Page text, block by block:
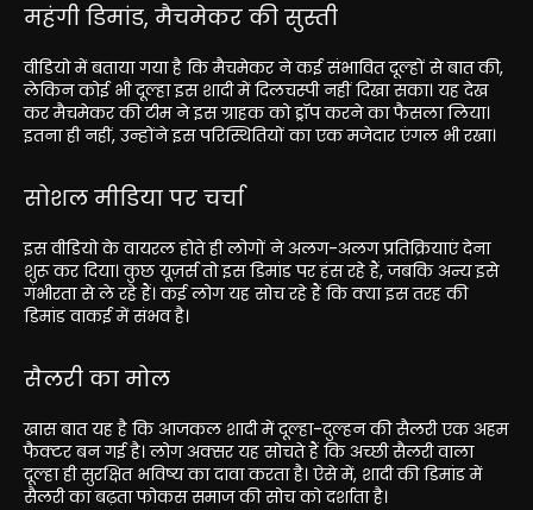
महंगी डिमांड, मैचमेकर की सुस्ती
वीडियो में बताया गया है कि मैचमेकर ने कई संभावित दूल्हों से बात की,
लेकिन कोई भी दूल्हा इस शादी में दिलचस्पी नहीं दिखा सका। यह देख
कर मैचमेकर की टीम ने इस ग्राहक को ड्रॉप करने का फैसला लिया।
इतना ही नहीं, उन्होंने इस परिस्थितियों का एक मजेदार एंगल भी रखा।
सोशल मीडिया पर चर्चा
इस वीडियो के वायरल होते ही लोगों ने अलग-अलग प्रतिक्रियाएं देना
शुरू कर दिया। कुछ यूज़र्स तो इस डिमांड पर हंस रहे हैं, जबकि अन्य इसे
गंभीरता से ले रहे हैं। कई लोग यह सोच रहे हैं कि क्या इस तरह की
डिमांड वाकई में संभव है।
सैलरी का मोल
खास बात यह है कि आजकल शादी में दूल्हा-दुल्हन की सैलरी एक अहम
फैक्टर बन गई है। लोग अक्सर यह सोचते हैं कि अच्छी सैलरी वाला
दूल्हा ही सुरक्षित भविष्य का दावा करता है। ऐसे में, शादी की डिमांड में
सैलरी का बढ़ता फोकस समाज की सोच को दर्शाता है।